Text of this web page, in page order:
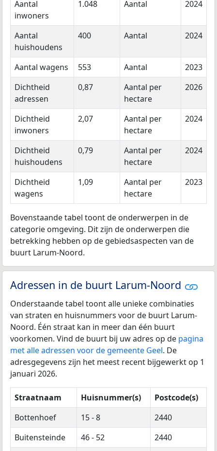
Aantal
inwoners
1.048 Aantal 2024
Aantal
huishoudens
400 Aantal 2024
Aantal wagens 553 Aantal
2023
Dichtheid
adressen
0,87
Aantal per
hectare
2026
Dichtheid
inwoners
2,07
Aantal per
hectare
2024
Dichtheid
huishoudens
0,79
Aantal per
hectare
2024
Dichtheid
wagens
1,09
Aantal per
hectare
2023
Bovenstaande tabel toont de onderwerpen in de
categorie omgeving. Dit zijn de onderwerpen die
betrekking hebben op de gebiedsaspecten van de
buurt Larum-Noord.
Adressen in de buurt Larum-Noord
Onderstaande tabel toont alle unieke combinaties
van straten en huisnummers voor de buurt Larum-
Noord. Één straat kan in meer dan één buurt
voorkomen. Vind de buurt bij uw adres op de pagina
met alle adressen voor de gemeente Geel. De
adresgegevens zijn het meest recent bijgewerkt op 1
januari 2026.
Straatnaam Huisnummer(s)
Postcode(s)
Bottenhoef
15 - 8
2440
Buitensteinde
46 - 52
2440